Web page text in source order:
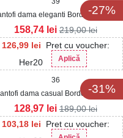
-27%
dama eleganti Bordo din Piele
Ecologica Tovya
126,99 lei
Pret cu voucher:
Her20
Aplică
158,74 lei 219,00lei
-31%
36
dama casual Bordo din Piele
Ecologica Lacuita Munaira
103,18 lei
Pret cu voucher:
128,97 lei 189,00lei